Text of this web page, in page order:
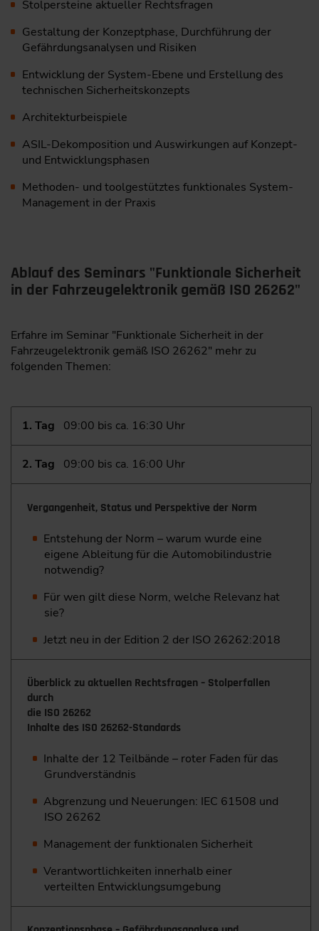
Stolpersteine aktueller Rechtsfragen
Gestaltung der Konzeptphase, Durchführung der
Gefährdungsanalysen und Risiken
Entwicklung der System-Ebene und Erstellung des
technischen ­Sicherheitskonzepts
Architekturbeispiele
ASIL-Dekomposition und Auswirkungen auf Konzept-
und ­Entwicklungsphasen
Methoden- und toolgestütztes funktionales System-
Management in der Praxis
Ablauf des Seminars "Funktionale Sicherheit
in der Fahrzeugelektronik gemäß ISO 26262"
Erfahre im Seminar "Funktionale Sicherheit in der
Fahrzeugelektronik gemäß ISO 26262" mehr zu
folgenden Themen:
1. Tag 09:00 bis ca. 16:30 Uhr
2. Tag 09:00 bis ca. 16:00 Uhr
Vergangenheit, Status und Perspektive der Norm
Entstehung der Norm – warum wurde eine
eigene Ableitung für die Automobilindustrie
notwendig?
Für wen gilt diese Norm, welche Relevanz hat
sie?
Jetzt neu in der Edition 2 der ISO 26262:2018
Überblick zu aktuellen Rechtsfragen – Stolperfallen
durch
die ISO 26262
Inhalte des ISO 26262-Standards
Inhalte der 12 Teilbände – roter Faden für das
Grundverständnis
Abgrenzung und Neuerungen: IEC 61508 und
ISO 26262
Management der funktionalen Sicherheit
Verantwortlichkeiten innerhalb einer
verteilten ­Entwicklungsumgebung